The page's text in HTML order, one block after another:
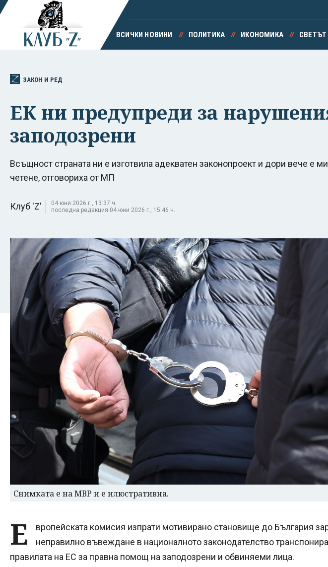
ВСИЧКИ НОВИНИ ПОЛИТИКА ИКОНОМИКА СВЕТЪТ
ЗАКОН И РЕД
ЕК ни предупреди за
заподозрени
Всъщност страната ни е изготвила адекватен законопроект и дори вече е
четене, отговориха от МП
Клуб 'Z'
04 юни 2026 г., 13:37 ч.
последна редакция 04 юни 2026 г., 15:46 ч.
Снимката е на МВР и е илюстративна.
Е
вропейската комисия изпрати мотивирано становище до България
неправилно въвеждане в националното законодателство
правилата на ЕС за правна помощ на заподозрени и обвиняеми лица.